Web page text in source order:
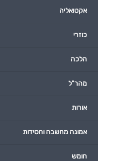
אקטואליה
כוזרי
הלכה
מהר"ל
אורות
אמונה מחשבה וחסידות
חומש